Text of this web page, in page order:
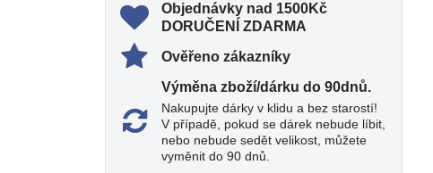
Objednávky nad 1500Kč
DORUČENÍ ZDARMA
Ověřeno zákazníky
Výměna zboží/dárku do 90dnů​.
Nakupujte dárky v klidu a bez starostí!
V případě, pokud se dárek nebude líbit,
nebo nebude sedět velikost, můžete
vyměnit do 90 dnů.